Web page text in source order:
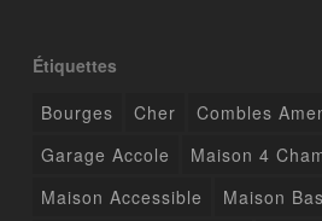
Étiquettes
Bourges
Cher
Combles
Garage Accole
Maison 4
Maison Accessible
Maison